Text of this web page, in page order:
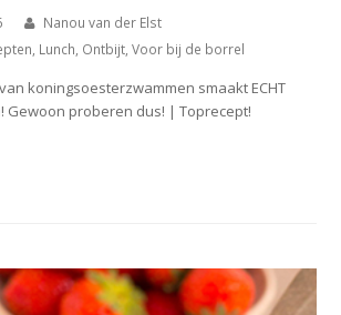
Nanou van der Elst
, Lunch, Ontbijt,Voor bij de borrel
koningsoesterzwammen smaakt ECHT
Gewoon proberen dus! | Toprecept!